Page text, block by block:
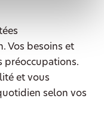
Vos besoins et
préoccupations.
et vous
selon vos